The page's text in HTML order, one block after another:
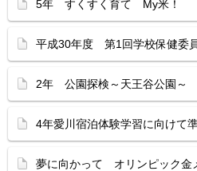
5年 すくすく育て My米！
平成30年度 第1回学校保健委
2年 公園探検～天王谷公園～
4年愛川宿泊体験学習に向けて
夢に向かって オリンピック金